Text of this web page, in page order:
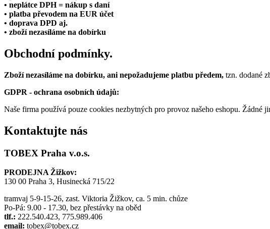
• neplátce DPH = nákup s daní
• platba převodem na EUR účet
• doprava DPD aj.
• zboží nezasíláme na dobírku
Obchodní podmínky.
Zboží nezasíláme na dobírku, ani nepožadujeme platbu předem, tzn. dodané
GDPR - ochrana osobních údajů:
Naše firma používá pouze cookies nezbytných pro provoz našeho eshopu.
Kontaktujte nás
TOBEX Praha v.o.s.
PRODEJNA Žižkov:
130 00 Praha 3, Husinecká 715/22
tramvaj 5-9-15-26, zast. Viktoria Žižkov, ca. 5 min. chůze
Po-Pá: 9.00 - 17.30, bez přestávky na oběd
tlf.: 222.540.423, 775.989.406
email: tobex@tobex.cz